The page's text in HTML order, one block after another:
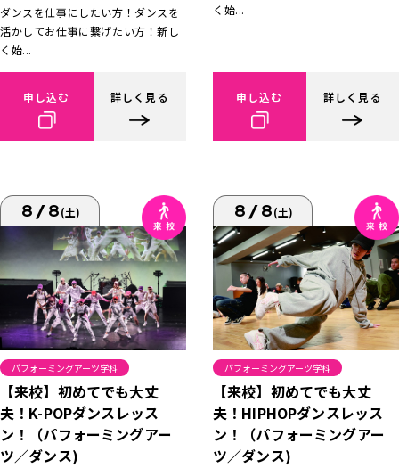
ダンスを仕事にしたい方！ダンスを
活かしてお仕事に繋げたい方！新し
く始...
申し込む 詳しく見る
く始...
申し込む 詳しく見る
8/8(土)
パフォーミングアーツ学科
【来校】初めてでも大丈
夫！K-POPダンスレッス
ン！（パフォーミングアー
ツ／ダンス)
8/8(土)
パフォーミングアーツ学科
【来校】初めてでも大丈
夫！HIPHOPダンスレッス
ン！（パフォーミングアー
ツ／ダンス)